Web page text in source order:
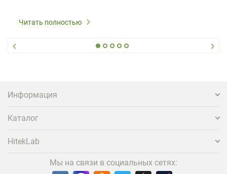
Читать полностью
Информация
Каталог
HitekLab
Мы на связи в социальных сетях: